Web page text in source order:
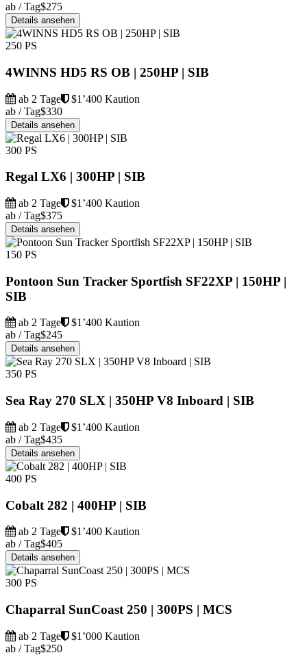
ab / Tag$275
Details ansehen
250 PS
4WINNS HD5 RS OB | 250HP | SIB
ab 2 Tage
$1’400 Kaution
ab / Tag$330
Details ansehen
300 PS
Regal LX6 | 300HP | SIB
ab 2 Tage
$1’400 Kaution
ab / Tag$375
Details ansehen
150 PS
Pontoon Sun Tracker Sportfish SF22XP | 150HP |
SIB
ab 2 Tage
$1’400 Kaution
ab / Tag$245
Details ansehen
350 PS
Sea Ray 270 SLX | 350HP V8 Inboard | SIB
ab 2 Tage
$1’400 Kaution
ab / Tag$435
Details ansehen
400 PS
Cobalt 282 | 400HP | SIB
ab 2 Tage
$1’400 Kaution
ab / Tag$405
Details ansehen
300 PS
Chaparral SunCoast 250 | 300PS | MCS
ab 2 Tage
$1’000 Kaution
ab / Tag$250